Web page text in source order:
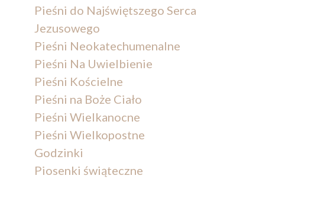
Pieśni do Najświętszego Serca
Jezusowego
Pieśni Neokatechumenalne
Pieśni Na Uwielbienie
Pieśni Kościelne
Pieśni na Boże Ciało
Pieśni Wielkanocne
Pieśni Wielkopostne
Godzinki
Piosenki świąteczne